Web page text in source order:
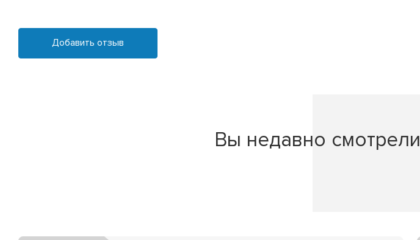
Добавить отзыв
Вы недавно смотрели